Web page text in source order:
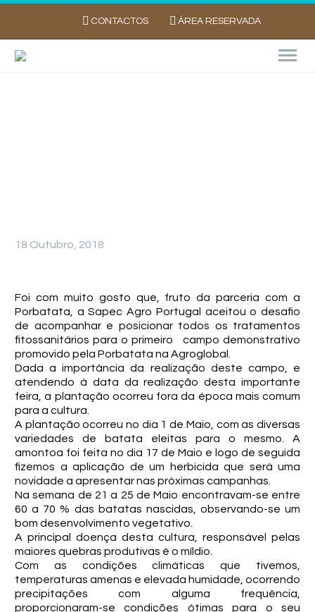
CONTACTOS ÁREA RESERVADA
18 Outubro, 2018
Foi com muito gosto que, fruto da parceria com a
Porbatata, a Sapec Agro Portugal aceitou o desafio
de acompanhar e posicionar todos os tratamentos
fitossanitários para o primeiro campo demonstrativo
promovido pela Porbatata na Agroglobal.
Dada a importância da realização deste campo, e
atendendo à data da realização desta importante
feira, a plantação ocorreu fora da época mais comum
para a cultura.
A plantação ocorreu no dia 1 de Maio, com as diversas
variedades de batata eleitas para o mesmo. A
amontoa foi feita no dia 17 de Maio e logo de seguida
fizemos a aplicação de um herbicida que será uma
novidade a apresentar nas próximas campanhas.
Na semana de 21 a 25 de Maio encontravam-se entre
60 a 70 % das batatas nascidas, observando-se um
bom desenvolvimento vegetativo.
A principal doença desta cultura, responsável pelas
maiores quebras produtivas é o míldio.
Com as condições climáticas que tivemos,
temperaturas amenas e elevada humidade, ocorrendo
precipitações com alguma frequência,
proporcionaram-se condições ótimas para o seu